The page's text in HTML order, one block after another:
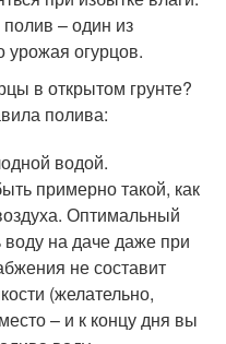
– один из
урожая огурцов.
в открытом грунте?
полива:
водой.
примерно такой, как
Оптимальный
на даче даже при
не составит
(желательно,
– и к концу дня вы